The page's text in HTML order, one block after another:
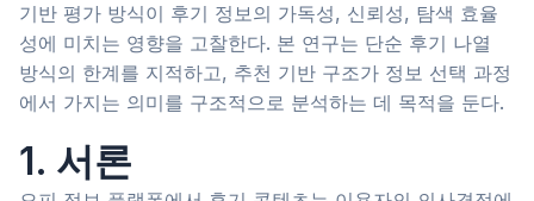
기반 평가 방식이 후기 정보의 가독성, 신뢰성, 탐색 효율
성에 미치는 영향을 고찰한다. 본 연구는 단순 후기 나열
방식의 한계를 지적하고, 추천 기반 구조가 정보 선택 과정
에서 가지는 의미를 구조적으로 분석하는 데 목적을 둔다.
1. 서론